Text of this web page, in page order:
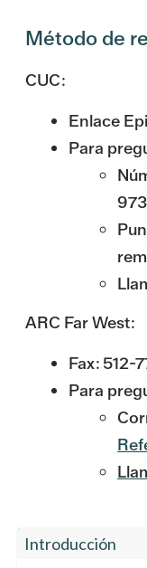
Introducción
Método de
CUC:
Enlace
Para
ARC Far West:
Fax: 512-
Para